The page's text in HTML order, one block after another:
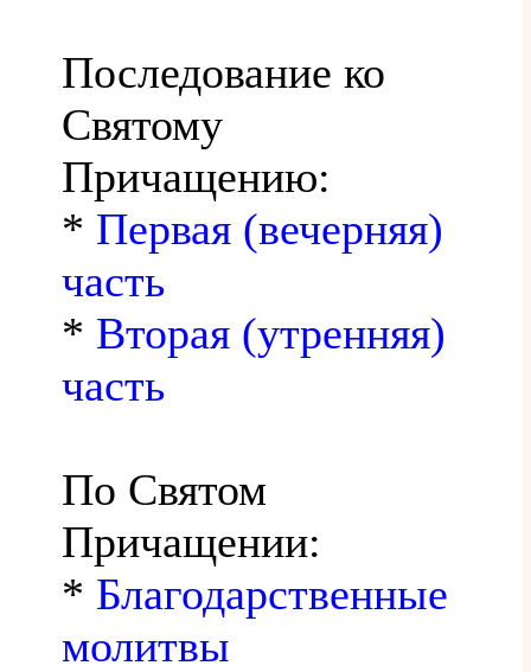
Последование ко
Святому
Причащению:
* Первая (вечерняя)
часть
* Вторая (утренняя)
часть
По Святом
Причащении:
* Благодарственные
молитвы